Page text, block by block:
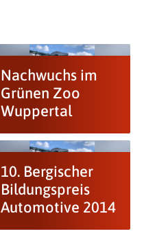
Nachwuchs im
Grünen Zoo
Wuppertal
10. Bergischer
Bildungspreis
Automotive 2014